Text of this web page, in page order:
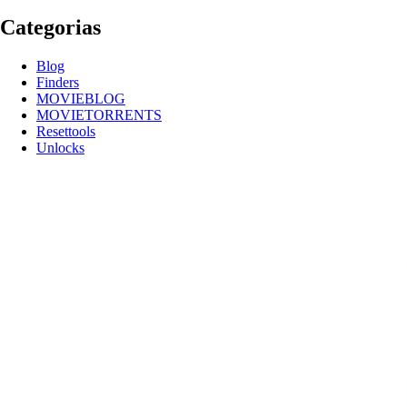
Categorias
Blog
Finders
MOVIEBLOG
MOVIETORRENTS
Resettools
Unlocks